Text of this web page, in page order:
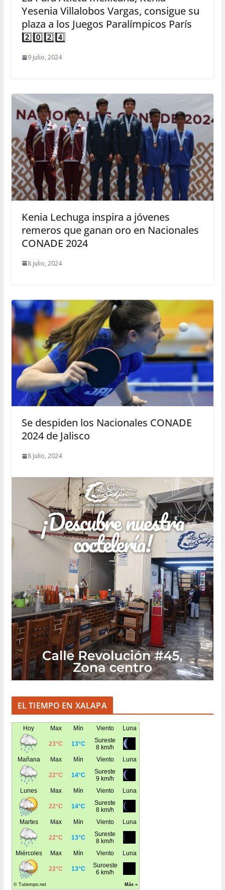
Yesenia Villalobos Vargas, consigue su
plaza a los Juegos Paralímpicos París
2️⃣0️⃣2️⃣4️⃣
9 julio, 2024
Kenia Lechuga inspira a jóvenes
remeros que ganan oro en Nacionales
CONADE 2024
8 julio, 2024
Se despiden los Nacionales CONADE
2024 de Jalisco
8 julio, 2024
EL TIEMPO EN XALAPA